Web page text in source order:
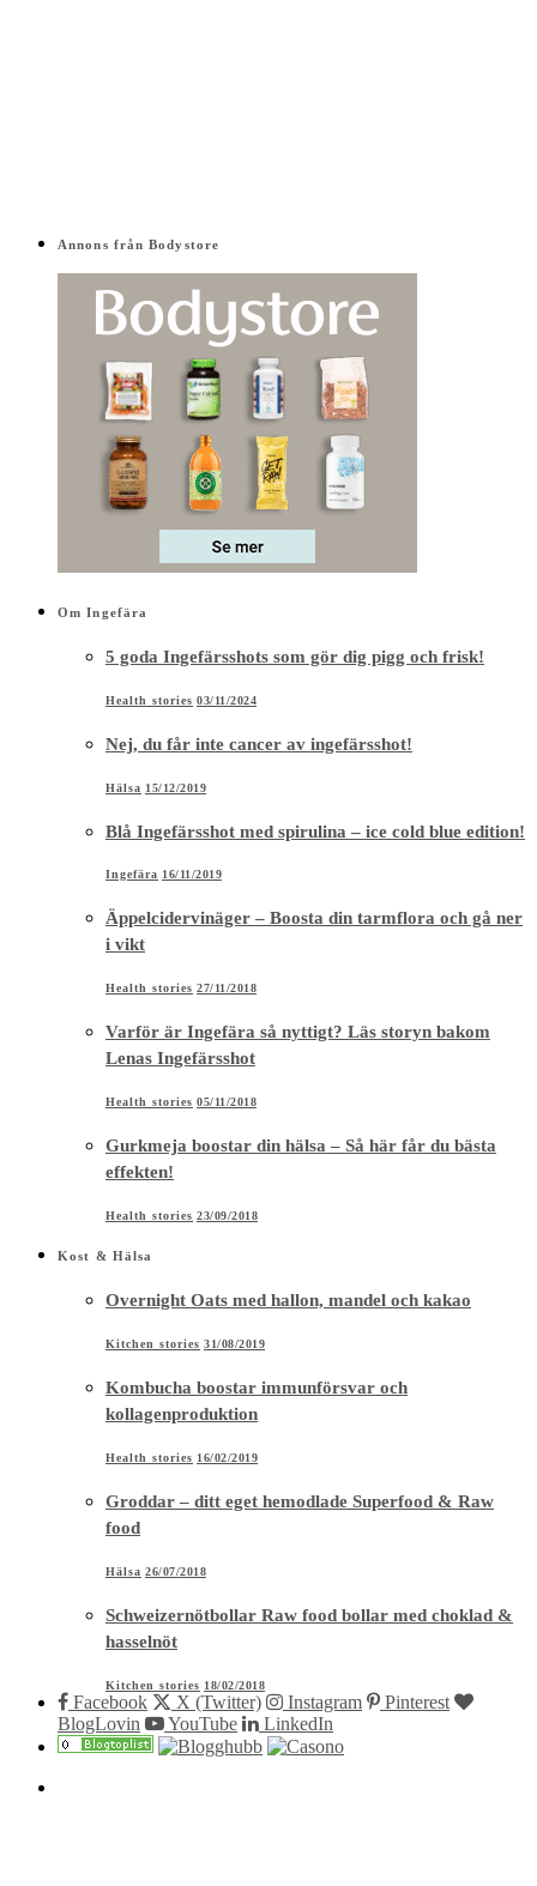
Annons från Bodystore
Om Ingefära
5 goda Ingefärsshots som gör dig pigg och frisk!
Health stories 03/11/2024
Nej, du får inte cancer av ingefärsshot!
Hälsa 15/12/2019
Blå Ingefärsshot med spirulina – ice cold blue edition!
Ingefära 16/11/2019
Äppelcidervinäger – Boosta din tarmflora och gå ner
i vikt
Health stories 27/11/2018
Varför är Ingefära så nyttigt? Läs storyn bakom
Lenas Ingefärsshot
Health stories 05/11/2018
Gurkmeja boostar din hälsa – Så här får du bästa
effekten!
Health stories 23/09/2018
Kost & Hälsa
Overnight Oats med hallon, mandel och kakao
Kitchen stories 31/08/2019
Kombucha boostar immunförsvar och
kollagenproduktion
Health stories 16/02/2019
Groddar – ditt eget hemodlade Superfood & Raw
food
Hälsa 26/07/2018
Schweizernötbollar Raw food bollar med choklad &
hasselnöt
Kitchen stories 18/02/2018
Facebook X (Twitter) Instagram
Pinterest
BlogLovin
YouTube LinkedIn